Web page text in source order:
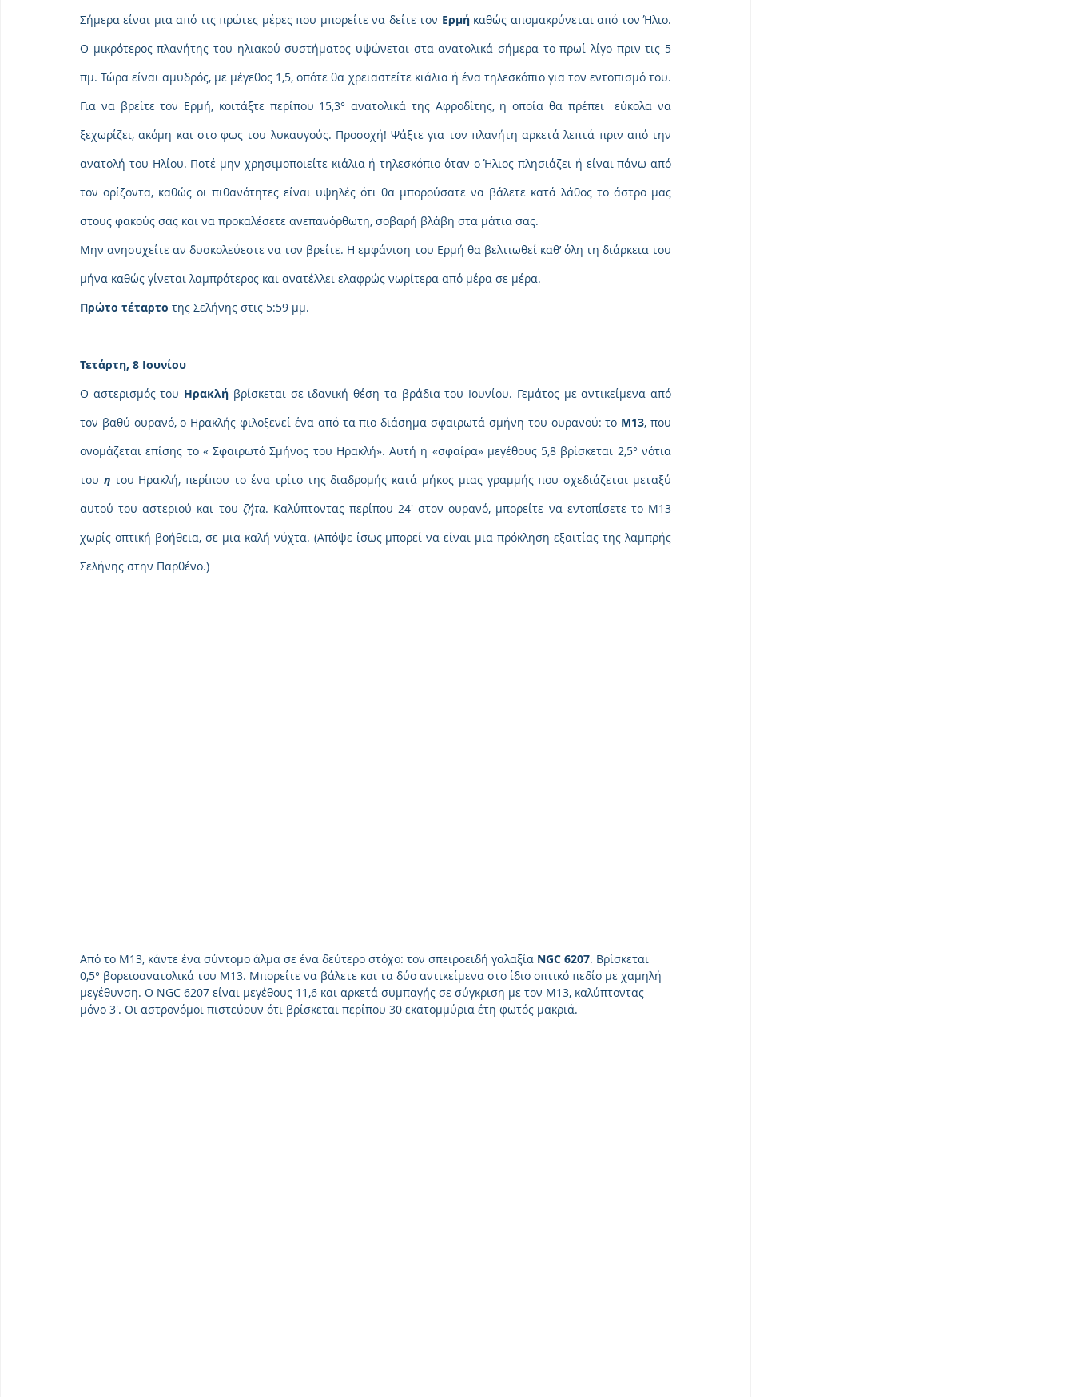
Σήμερα είναι μια από τις πρώτες μέρες που μπορείτε να δείτε τον Ερμή καθώς απομακρύνεται από τον Ήλιο.
Ο μικρότερος πλανήτης του ηλιακού συστήματος υψώνεται στα ανατολικά σήμερα το πρωί λίγο πριν τις 5
πμ. Τώρα είναι αμυδρός, με μέγεθος 1,5, οπότε θα χρειαστείτε κιάλια ή ένα τηλεσκόπιο για τον εντοπισμό του.
Για να βρείτε τον Ερμή, κοιτάξτε περίπου 15,3° ανατολικά της Αφροδίτης, η οποία θα πρέπει  εύκολα να
ξεχωρίζει, ακόμη και στο φως του λυκαυγούς. Προσοχή! Ψάξτε για τον πλανήτη αρκετά λεπτά πριν από την
ανατολή του Ηλίου. Ποτέ μην χρησιμοποιείτε κιάλια ή τηλεσκόπιο όταν ο Ήλιος πλησιάζει ή είναι πάνω από
τον ορίζοντα, καθώς οι πιθανότητες είναι υψηλές ότι θα μπορούσατε να βάλετε κατά λάθος το άστρο μας
στους φακούς σας και να προκαλέσετε ανεπανόρθωτη, σοβαρή βλάβη στα μάτια σας.
Μην ανησυχείτε αν δυσκολεύεστε να τον βρείτε. Η εμφάνιση του Ερμή θα βελτιωθεί καθ’ όλη τη διάρκεια του
μήνα καθώς γίνεται λαμπρότερος και ανατέλλει ελαφρώς νωρίτερα από μέρα σε μέρα.
Πρώτο τέταρτο της Σελήνης στις 5:59 μμ.
Τετάρτη, 8 Ιουνίου
Ο αστερισμός του Ηρακλή βρίσκεται σε ιδανική θέση τα βράδια του Ιουνίου. Γεμάτος με αντικείμενα από
τον βαθύ ουρανό, ο Ηρακλής φιλοξενεί ένα από τα πιο διάσημα σφαιρωτά σμήνη του ουρανού: το M13, που
ονομάζεται επίσης το « Σφαιρωτό Σμήνος του Ηρακλή». Αυτή η «σφαίρα» μεγέθους 5,8 βρίσκεται 2,5° νότια
του η του Ηρακλή, περίπου το ένα τρίτο της διαδρομής κατά μήκος μιας γραμμής που σχεδιάζεται μεταξύ
αυτού του αστεριού και του ζήτα. Καλύπτοντας περίπου 24′ στον ουρανό, μπορείτε να εντοπίσετε το M13
χωρίς οπτική βοήθεια, σε μια καλή νύχτα. (Απόψε ίσως μπορεί να είναι μια πρόκληση εξαιτίας της λαμπρής
Σελήνης στην Παρθένο.)
Από το Μ13, κάντε ένα σύντομο άλμα σε ένα δεύτερο στόχο: τον σπειροειδή γαλαξία NGC 6207. Βρίσκεται
0,5° βορειοανατολικά του M13. Μπορείτε να βάλετε και τα δύο αντικείμενα στο ίδιο οπτικό πεδίο με χαμηλή
μεγέθυνση. Ο NGC 6207 είναι μεγέθους 11,6 και αρκετά συμπαγής σε σύγκριση με τον M13, καλύπτοντας
μόνο 3′. Οι αστρονόμοι πιστεύουν ότι βρίσκεται περίπου 30 εκατομμύρια έτη φωτός μακριά.